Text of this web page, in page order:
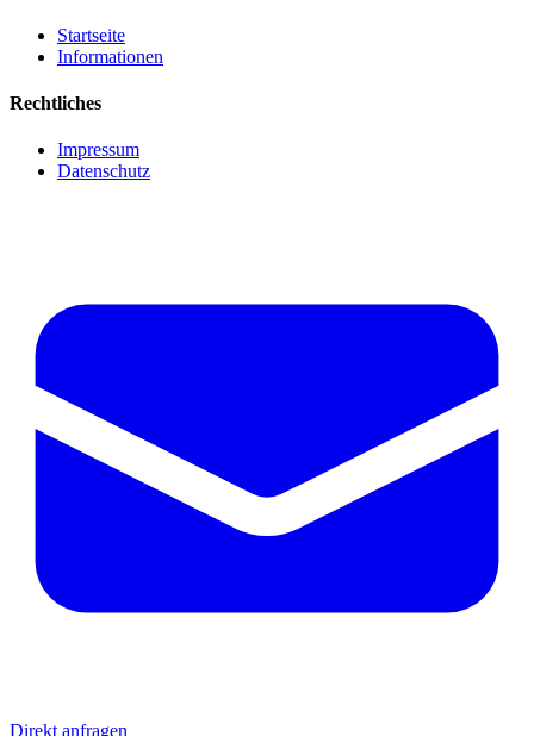
Startseite
Informationen
Rechtliches
Impressum
Datenschutz
Direkt anfragen